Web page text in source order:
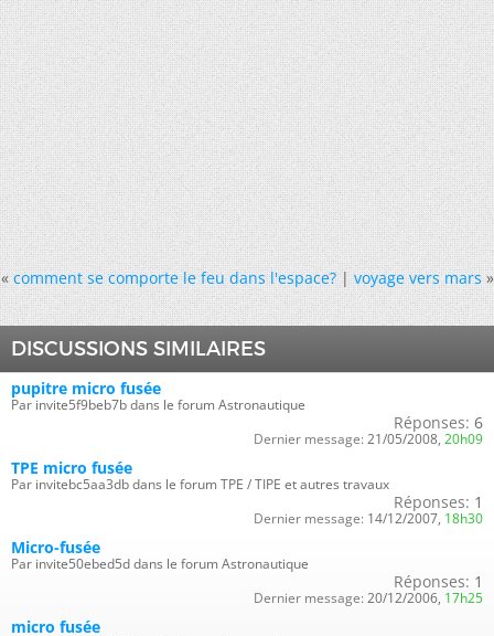
« comment se comporte le feu dans l'espace?|voyage vers mars »
DISCUSSIONS SIMILAIRES
pupitre micro fusée
Par invite5f9beb7b dans le forum Astronautique
Réponses: 6
Dernier message: 21/05/2008, 20h09
TPE micro fusée
Par invitebc5aa3db dans le forum TPE / TIPE et autres travaux
Réponses: 1
Dernier message: 14/12/2007, 18h30
Micro-fusée
Par invite50ebed5d dans le forum Astronautique
Réponses: 1
Dernier message: 20/12/2006, 17h25
micro fusée